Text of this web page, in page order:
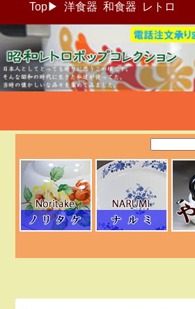
Top▶ 洋食器 和食器 レトロ
昭和レトロポッ
貨通販＠フ